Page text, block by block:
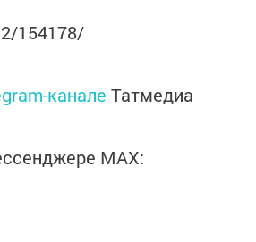
154178/
канале Татмедиа
MАХ: